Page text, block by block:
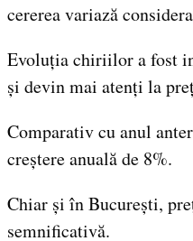
cererea variază
Evoluția chiriilor a fost
și devin mai atenți la
Comparativ cu anul
creștere anuală de 8%.
Chiar și în București,
semnificativă.